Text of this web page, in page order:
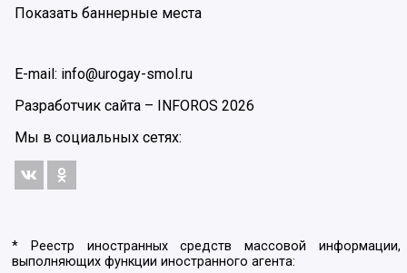
Показать баннерные места
E-mail: info@urogay-smol.ru
Разработчик сайта –
INFOROS 2026
Мы в социальных сетях:
* Реестр иностранных средств массовой информации,
выполняющих функции иностранного агента: